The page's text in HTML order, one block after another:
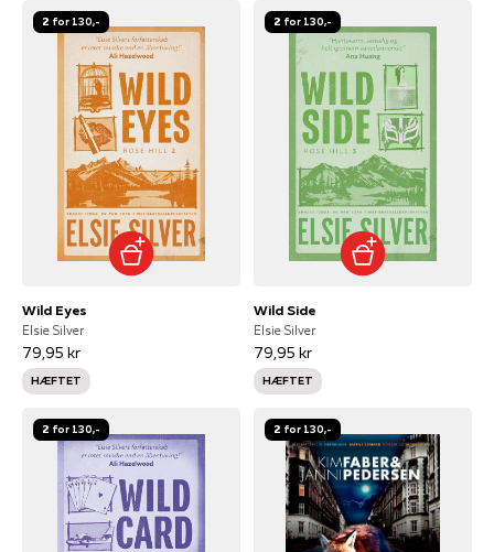
2 for 130,-
Wild Eyes
Elsie Silver
79,95 kr
HÆFTET
2 for 130,-
Wild Side
Elsie Silver
79,95 kr
HÆFTET
2 for 130,- 2 for 130,-